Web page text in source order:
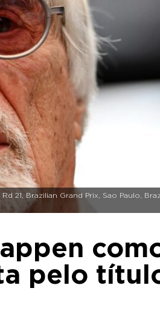
21, Brazilian Grand Prix, Sao Paulo,
pelo